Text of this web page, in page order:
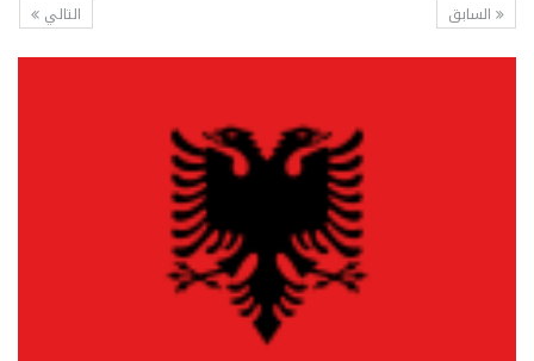
التالي السابق